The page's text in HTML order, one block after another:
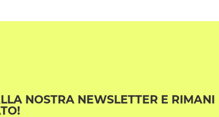
NOSTRA NEWSLETTER E RIMANI